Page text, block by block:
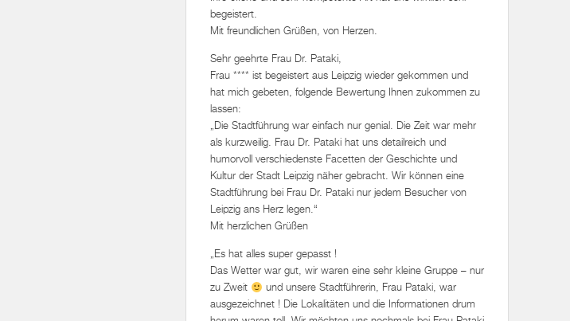
begeistert.
Mit freundlichen Grüßen, von Herzen.
Sehr geehrte Frau Dr. Pataki,
Frau **** ist begeistert aus Leipzig wieder gekommen und
hat mich gebeten, folgende Bewertung Ihnen zukommen zu
lassen:
„Die Stadtführung war einfach nur genial. Die Zeit war mehr
als kurzweilig. Frau Dr. Pataki hat uns detailreich und
humorvoll verschiedenste Facetten der Geschichte und
Kultur der Stadt Leipzig näher gebracht. Wir können eine
Stadtführung bei Frau Dr. Pataki nur jedem Besucher von
Leipzig ans Herz legen.“
Mit herzlichen Grüßen
„Es hat alles super gepasst !
Das Wetter war gut, wir waren eine sehr kleine Gruppe – nur
zu Zweit
und unsere Stadtführerin, Frau Pataki, war
ausgezeichnet ! Die Lokalitäten und die Informationen drum